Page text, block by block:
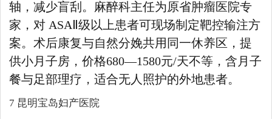
轴，减少盲刮。麻醉科主任为原省肿瘤医院专
家，对 ASAⅡ级以上患者可现场制定靶控输注方
案。术后康复与自然分娩共用同一休养区，提
供小月子房，价格680—1580元/天不等，含月子
餐与足部理疗，适合无人照护的外地患者。
7 昆明宝岛妇产医院